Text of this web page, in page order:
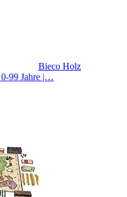
Bieco Holz
0-99 Jahre |…